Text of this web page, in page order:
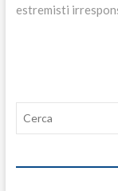
estremisti